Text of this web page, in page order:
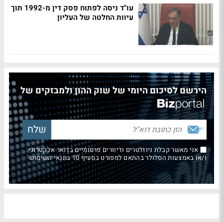
עו"ד ניסה לפתוח פסק דין מ-1992 תוך
עיוות החלטה של העליון
הירשם לסיכום היומי של שוק ההון ולמבזקים של
אני מאשר קבלת ניוזלטרים ודיוורים פרסומיים בדואר אלקטרוני
ו/או באמצעות הסלולר בהתאם למפורט בסעיף 10 בתנאי השימוש